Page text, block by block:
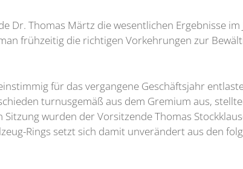
Thomas Märtz die wesentlichen Ergebnisse im
frühzeitig die richtigen Vorkehrungen zur
für das vergangene Geschäftsjahr
turnusgemäß aus dem Gremium aus,
wurden der Vorsitzende Thomas
Rings setzt sich damit unverändert aus den